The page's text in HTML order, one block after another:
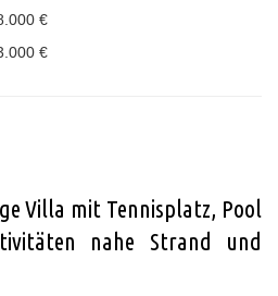
€
€
Villa mit Tennisplatz, Pool
nahe Strand und